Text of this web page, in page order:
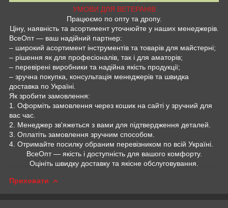
УМОВИ ДЛЯ ВЕТЕРАНІВ
Працюємо по опту та дропу.
Ціну, наявність та асортимент уточнюйте у наших менеджерів.
ВсеОпт — ваш надійний партнер:
– широкий асортимент інструментів та товарів для майстерні;
– рішення як для професіоналів, так і для аматорів;
– перевірені виробники та надійна якість продукції;
– зручна покупка, консультація менеджерів та швидка
доставка по Україні.
Як зробити замовлення:
1. Оформіть замовлення через кошик на сайті у зручний для
вас час.
2. Менеджер зв'яжеться з вами для підтвердження деталей.
3. Оплатіть замовлення зручним способом.
4. Отримайте посилку обраним перевізником по всій Україні.
ВсеОпт — якість і доступність для вашого комфорту.
Оцініть швидку доставку та якісне обслуговування.
Приховати